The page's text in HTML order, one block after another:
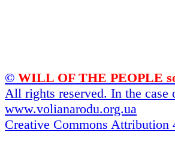
© WILL OF THE PEOPLE
All rights reserved. In the
www.volianarodu.org.ua
Creative Commons Attribution